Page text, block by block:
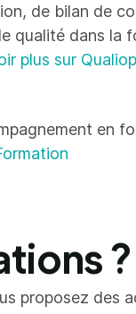
de bilan de
qualité dans la
plus sur
en
?
proposez des